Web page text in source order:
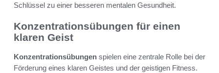
Schlüssel zu einer besseren mentalen Gesundheit.
Konzentrationsübungen für einen
klaren Geist
Konzentrationsübungen spielen eine zentrale Rolle bei der
Förderung eines klaren Geistes und der geistigen Fitness.